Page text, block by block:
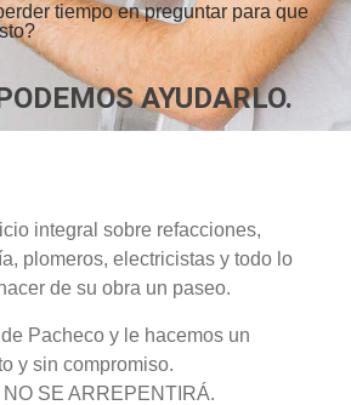
tiempo en preguntar para que
AYUDARLO.
integral sobre refacciones,
plomeros, electricistas y todo lo
de su obra un paseo.
Pacheco y le hacemos un
y sin compromiso.
SE ARREPENTIRÁ.